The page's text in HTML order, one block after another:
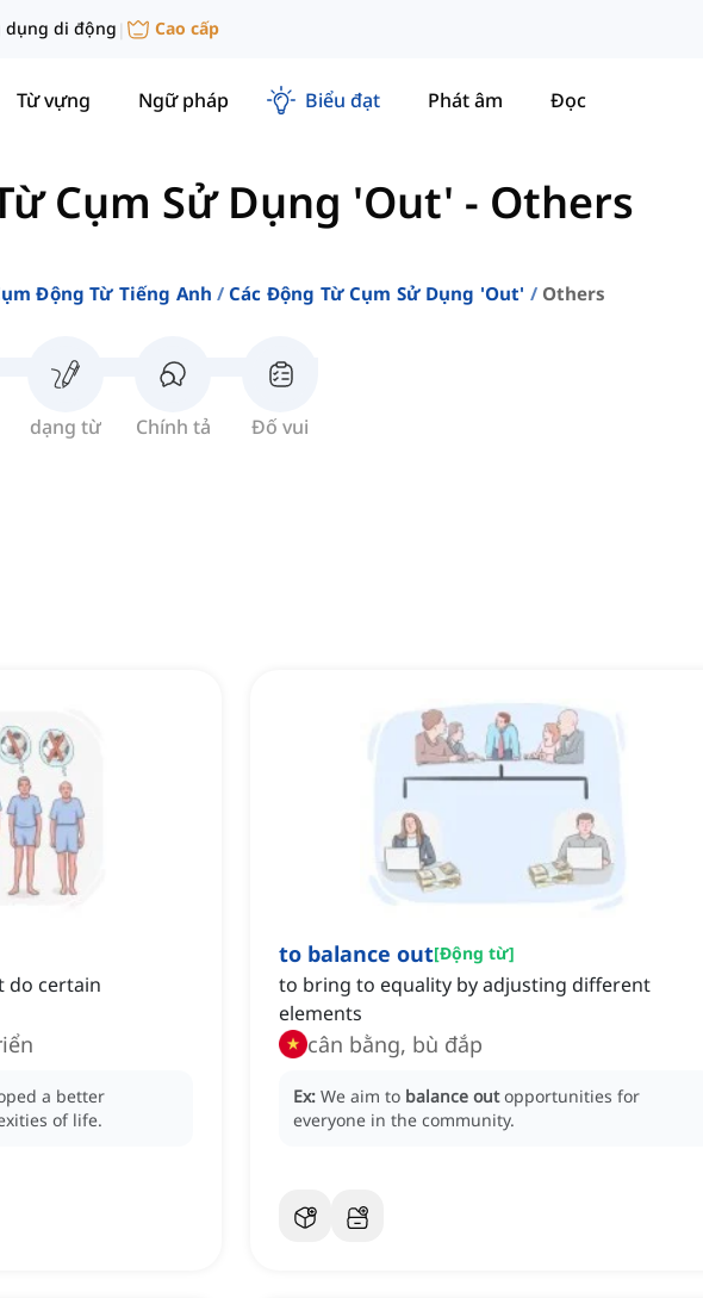
dụng di động | Cao cấp
Từ vựng Ngữ pháp Biểu đạt Phát âm Đọc
Cụm Sử Dụng 'Out' - Others
Động Từ Tiếng Anh Các Động Từ Cụm Sử Dụng 'out' Others
dạng từ Chính tả Đố vui
do certain
a better
of life.
to balance out[Động từ]
to bring to equality by adjusting different
elements
cân bằng, bù đắp
Ex: We aim to balance out opportunities for
everyone in the community.